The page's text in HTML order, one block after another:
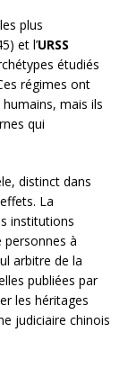
plus
et l’URSS
étudiés
régimes ont
mais ils
qui
distinct dans
La
institutions
personnes à
arbitre de la
publiées par
les héritages
judiciaire chinois